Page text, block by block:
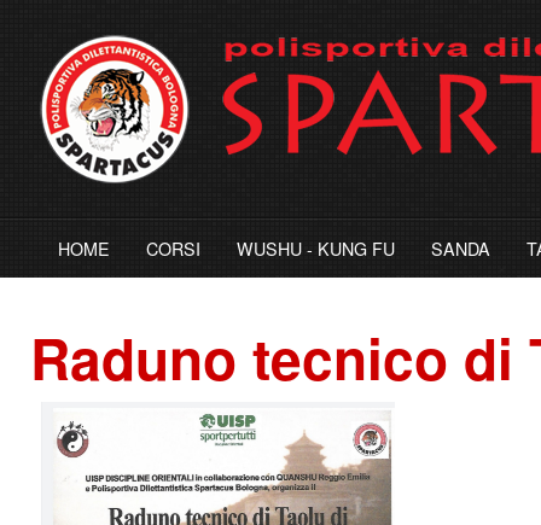
HOME CORSI WUSHU - KUNG FU SANDA
Raduno tecnico di